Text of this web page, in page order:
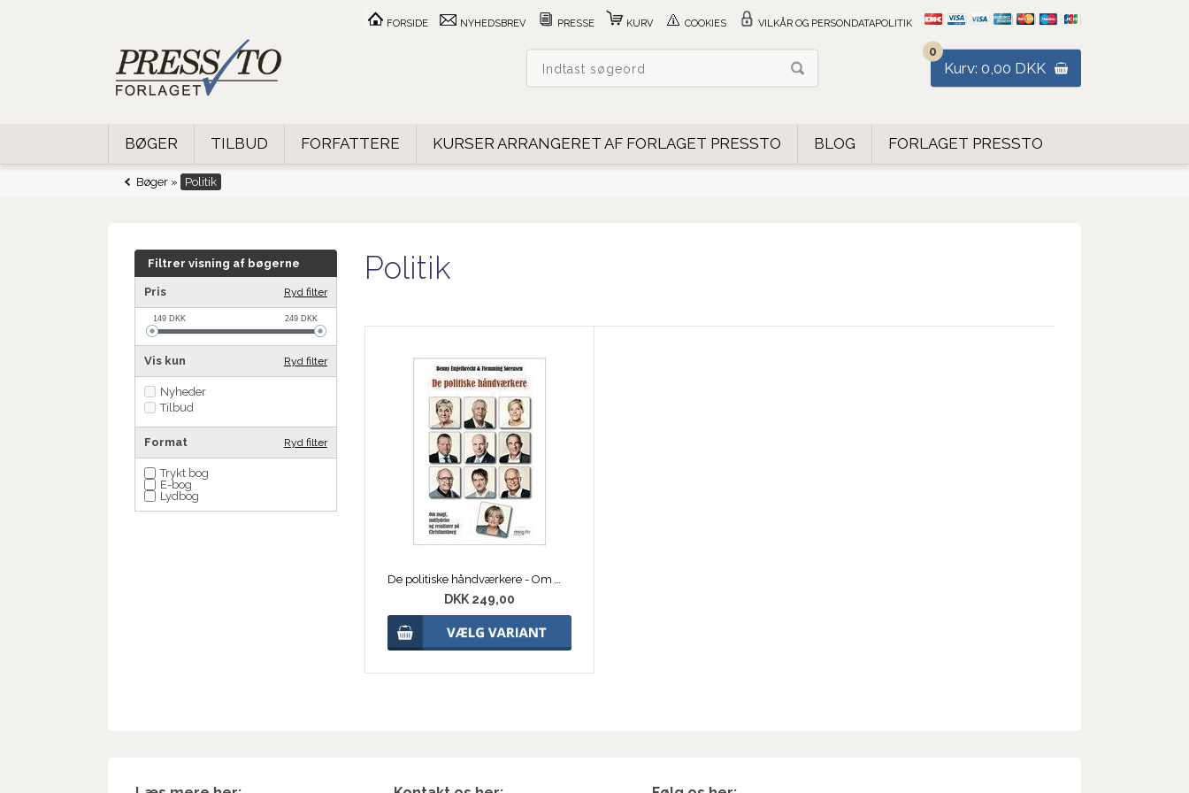
0
Kurv: 0,00 DKK
FORSIDE NYHEDSBREV PRESSE KURV COOKIES VILKÅR OG PERSONDATAPOLITIK
BØGER TILBUD FORFATTERE KURSER ARRANGERET AF FORLAGET PRESSTO BLOG FORLAGET PRESSTO
Bøger » Politik
Filtrer visning af bøgerne
Pris Ryd filter
149 DKK 249 DKK
Vis kun Ryd filter
Nyheder
Tilbud
Format Ryd filter
Trykt bog
E-bog
Lydbog
Politik
De politiske håndværkere - Om magt, indflydelse og resultater på Christiansborg
DKK 249,00